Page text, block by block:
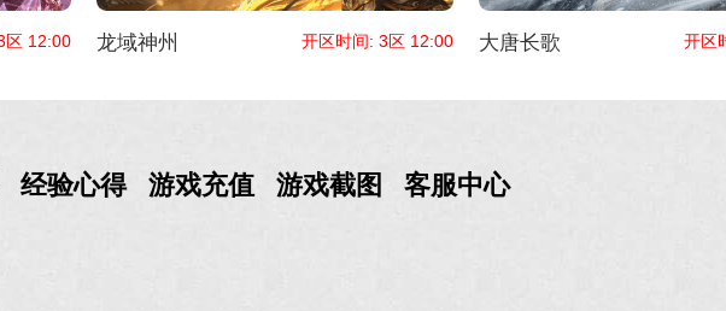
经验心得 游戏充值 游戏截图 客服中心